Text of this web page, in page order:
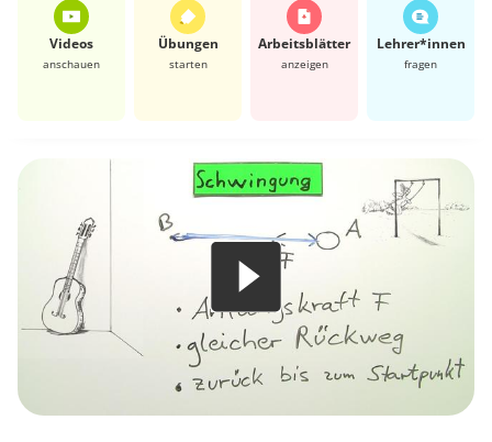
Videos
anschauen
Übungen
starten
Arbeits­blätter
anzeigen
Lehrer*​innen
fragen